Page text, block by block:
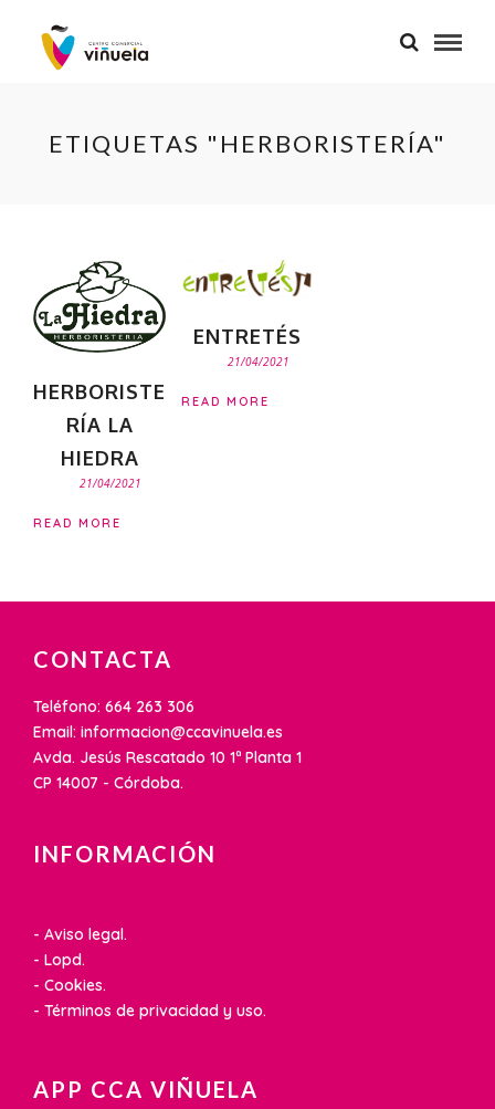
ETIQUETAS "HERBORISTERÍA"
HERBORISTE
RÍA LA
HIEDRA
21/04/2021
READ MORE
ENTRETÉS
21/04/2021
READ MORE
CONTACTA
Teléfono: 664 263 306
Email: informacion@ccavinuela.es
Avda. Jesús Rescatado 10 1ª Planta 1
CP 14007 - Córdoba.
INFORMACIÓN
- Aviso legal.
- Lopd.
- Cookies.
- Términos de privacidad y uso.
APP CCA VIÑUELA